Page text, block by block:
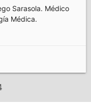
Sarasola. Médico
Médica.